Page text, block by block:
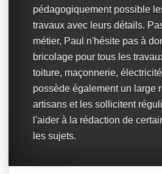
pédagogiquement possible
travaux avec leurs détails.
métier, Paul n'hésite pas à
bricolage pour tous les
toiture, maçonnerie,
possède également un large
artisans et les sollicitent
l'aider à la rédaction de
les sujets.